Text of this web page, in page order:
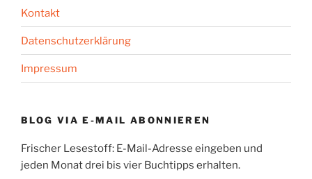
Kontakt
Datenschutzerklärung
Impressum
BLOG VIA E-MAIL ABONNIEREN
Frischer Lesestoff: E-Mail-Adresse eingeben und
jeden Monat drei bis vier Buchtipps erhalten.